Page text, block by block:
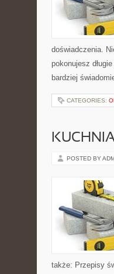
doświadczenia.
pokonujesz
bardziej
CATEGORIES:
POSTED BY
także: Przepisy